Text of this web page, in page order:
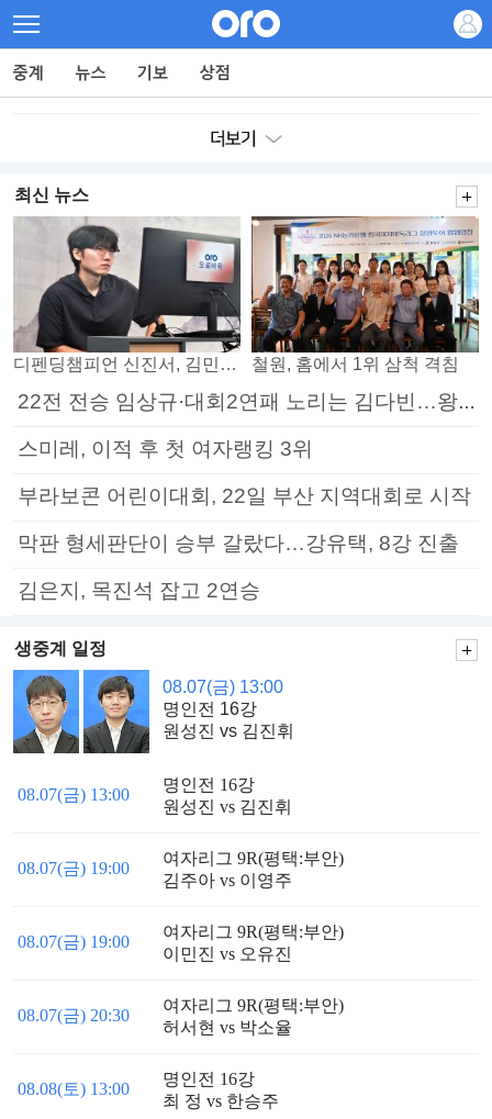
최신 뉴스
디펜딩챔피언 신진서, 김민석 꺾고 8강으로 철원, 홈에서 1위 삼척 격침
22전 전승 임상규·대회2연패 노리는 김다빈…왕중왕전 16강 7일부터
스미레, 이적 후 첫 여자랭킹 3위
부라보콘 어린이대회, 22일 부산 지역대회로 시작
막판 형세판단이 승부 갈랐다…강유택, 8강 진출
김은지, 목진석 잡고 2연승
생중계 일정
08.07(금) 13:00
명인전 16강
원성진 vs 김진휘
08.07(금) 13:00
명인전 16강
원성진 vs 김진휘
08.07(금) 19:00
여자리그 9R(평택:부안)
김주아 vs 이영주
08.07(금) 19:00
여자리그 9R(평택:부안)
이민진 vs 오유진
08.07(금) 20:30
여자리그 9R(평택:부안)
허서현 vs 박소율
08.08(토) 13:00
명인전 16강
최 정 vs 한승주